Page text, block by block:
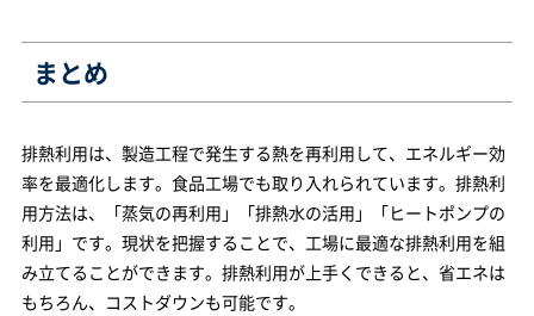
まとめ
排熱利用は、製造工程で発生する熱を再利用して、エネルギー効
率を最適化します。食品工場でも取り入れられています。排熱利
用方法は、「蒸気の再利用」「排熱水の活用」「ヒートポンプの
利用」です。現状を把握することで、工場に最適な排熱利用を組
み立てることができます。排熱利用が上手くできると、省エネは
もちろん、コストダウンも可能です。